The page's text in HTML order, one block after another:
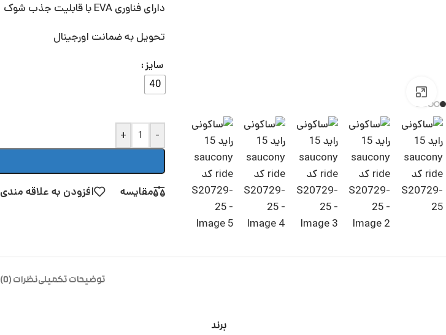
دارای فناوری EVA با قابلیت جذب شوک
تحویل به ضمانت اورجینال
سایز
40
-
+
مقایسه افزودن به علاقه مندی
توضیحات تکمیلینظرات (0)
برند